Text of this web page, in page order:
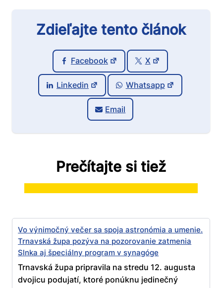
Zdieľajte tento článok
Facebook X
Linkedin Whatsapp
Email
Prečítajte si tiež
Vo výnimočný večer sa spoja astronómia a umenie.
Trnavská župa pozýva na pozorovanie zatmenia
Slnka aj špeciálny program v synagóge
Trnavská župa pripravila na stredu 12. augusta
dvojicu podujatí, ktoré ponúknu jedinečný